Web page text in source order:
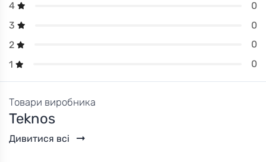
4
0
3
0
2
0
1
0
Товари виробника
Teknos
Дивитися всі